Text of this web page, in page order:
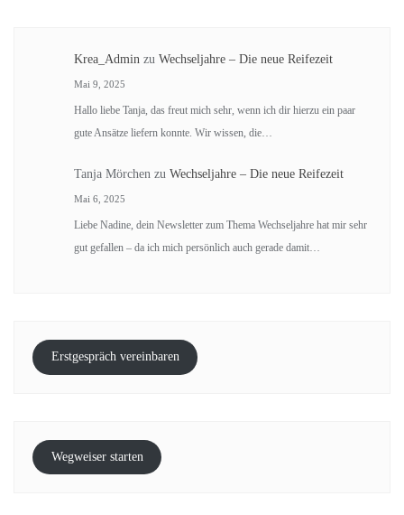
Krea_Adminzu Wechseljahre – Die neue Reifezeit
Mai 9, 2025
Hallo liebe Tanja, das freut mich sehr, wenn ich dir hierzu ein paar
gute Ansätze liefern konnte. Wir wissen, die…
Tanja Mörchen zu Wechseljahre – Die neue Reifezeit
Mai 6, 2025
Liebe Nadine, dein Newsletter zum Thema Wechseljahre hat mir sehr
gut gefallen – da ich mich persönlich auch gerade damit…
Erstgespräch vereinbaren
Wegweiser starten